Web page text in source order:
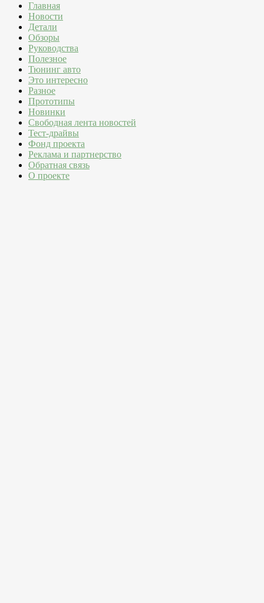
Главная
Новости
Детали
Обзоры
Руководства
Полезное
Тюнинг авто
Это интересно
Разное
Прототипы
Новинки
Свободная лента новостей
Тест-драйвы
Фонд проекта
Реклама и партнерство
Обратная связь
О проекте